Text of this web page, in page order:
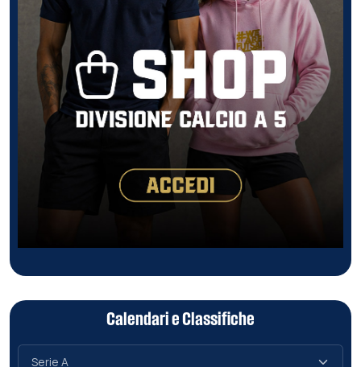
Calendari e Classifiche